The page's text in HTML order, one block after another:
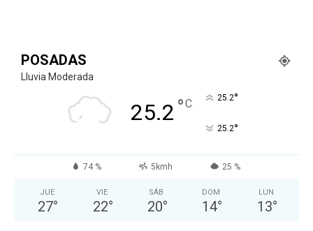
POSADAS
Lluvia Moderada
25.2 °C 25.2°
25.2°
74 % 5kmh 25 %
JUE
27°
VIE
22°
SÁB
20°
DOM
14°
LUN
13°